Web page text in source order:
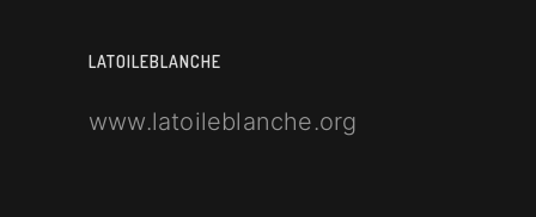
LATOILEBLANCHE
www.latoileblanche.org